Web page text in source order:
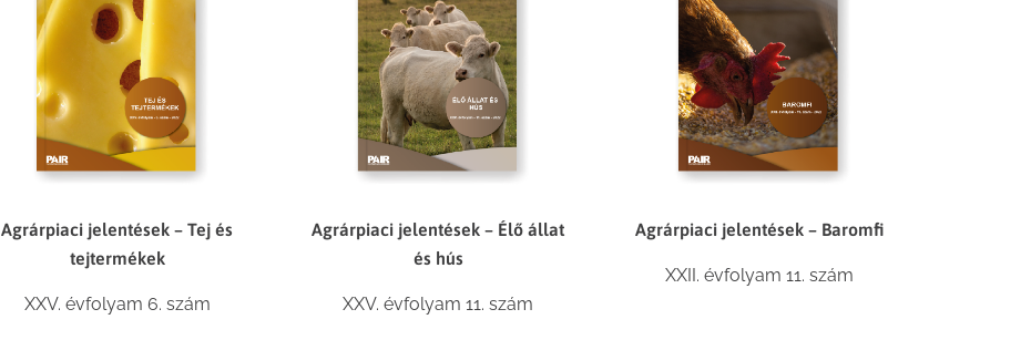
Agrárpiaci jelentések – Tej és
tejtermékek
XXV. évfolyam 6. szám
Agrárpiaci jelentések – Élő állat
és hús
XXV. évfolyam 11. szám
Agrárpiaci jelentések – Baromfi
XXII. évfolyam 11. szám